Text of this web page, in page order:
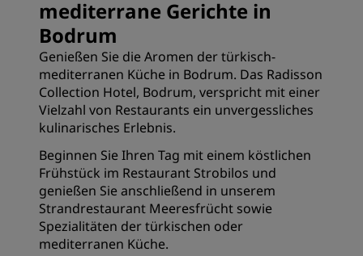
mediterrane Gerichte in
Bodrum
Genießen Sie die Aromen der türkisch-
mediterranen Küche in Bodrum. Das Radisson
Collection Hotel, Bodrum, verspricht mit einer
Vielzahl von Restaurants ein unvergessliches
kulinarisches Erlebnis.
Beginnen Sie Ihren Tag mit einem köstlichen
Frühstück im Restaurant Strobilos und
genießen Sie anschließend in unserem
Strandrestaurant Meeresfrücht sowie
Spezialitäten der türkischen oder
mediterranen Küche.